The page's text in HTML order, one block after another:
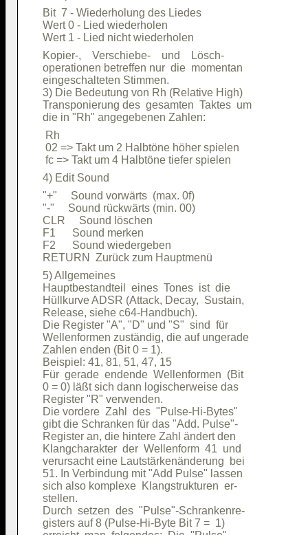
Bit  7 - Wiederholung des Liedes
Wert 0 - Lied wiederholen
Kopier-,    Verschiebe-    und    Lösch-
operationen betreffen nur  die  momentan
eingeschalteten Stimmen.
3) Die Bedeutung von Rh (Relative High)
Transponierung des  gesamten  Taktes  um
Rh
02 => Takt um 2 Halbtöne höher spielen
"+"     Sound vorwärts  (max. 0f)
"-"     Sound rückwärts (min. 00)
CLR     Sound löschen
F1      Sound merken
F2      Sound wiedergeben
5) Allgemeines
Hauptbestandteil  eines  Tones  ist  die
Hüllkurve ADSR (Attack, Decay,  Sustain,
Release, siehe c64-Handbuch).
Die Register "A", "D" und "S"  sind  für
Wellenformen zuständig, die auf ungerade
Zahlen enden (Bit 0 = 1).
Beispiel: 41, 81, 51, 47, 15
Für  gerade  endende  Wellenformen  (Bit
0 = 0) läßt sich dann logischerweise das
Register "R" verwenden.
Die vordere  Zahl  des  "Pulse-Hi-Bytes"
gibt die Schranken für das "Add. Pulse"-
Register an, die hintere Zahl ändert den
Klangcharakter  der  Wellenform  41  und
verursacht eine Lautstärkenänderung  bei
51. In Verbindung mit "Add Pulse" lassen
sich also komplexe  Klangstrukturen  er-
stellen.
Durch  setzen  des  "Pulse"-Schrankenre-
gisters auf 8 (Pulse-Hi-Byte Bit 7 =  1)